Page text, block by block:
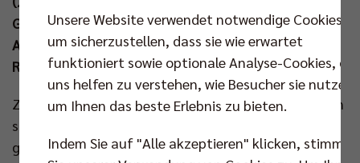
Gruppe A belegt die Mannschaft um den MVP des
Abends, Zuspieler Johannes Tille, damit den zweiten
Rang.
Zwei national ungeschlagene Kontrahenten standen
sich am Dienstagabend in der Max-Schmeling-Halle
gegenüber und entsprechend gespannt waren beide
Unsere Website verwendet notwendige Cookies,
um sicherzustellen, dass sie wie erwartet
funktioniert sowie optionale Analyse-Cookies, die
uns helfen zu verstehen, wie Besucher sie nutzen,
um Ihnen das beste Erlebnis zu bieten.
Indem Sie auf "Alle akzeptieren" klicken, stimmen